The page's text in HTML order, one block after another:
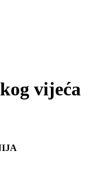
vijeća